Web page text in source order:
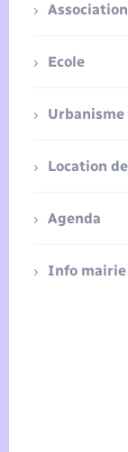
Ecole
Urbanisme
Location
Agenda
Info mairie